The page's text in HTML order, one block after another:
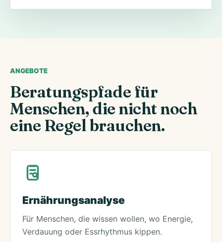
ANGEBOTE
Beratungspfade für
Menschen, die nicht noch
eine Regel brauchen.
Ernährungsanalyse
Für Menschen, die wissen wollen, wo Energie,
Verdauung oder Essrhythmus kippen.